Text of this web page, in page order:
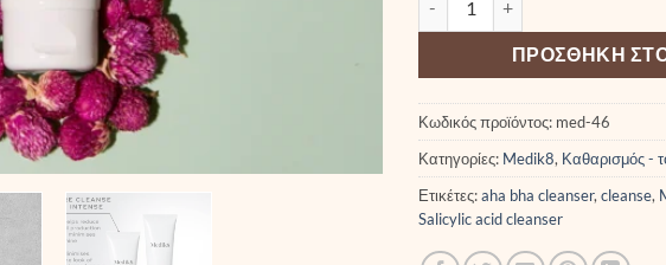
ΠΡΟΣΘΉΚΗ
Κωδικός προϊόντος: med-46
Κατηγορίες: Medik8, Καθαρισμός -
Ετικέτες:aha bha cleanser, cleanse,
Salicylic acid cleanser